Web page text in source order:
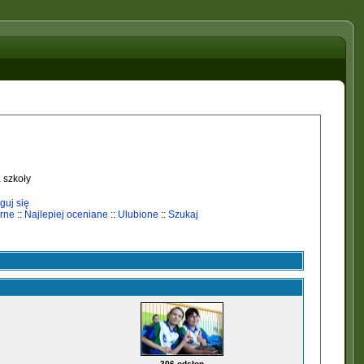
się
:: Najlepiej oceniane :: Ulubione :: Szukaj